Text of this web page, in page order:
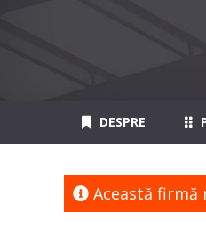
DESPRE
Această firmă